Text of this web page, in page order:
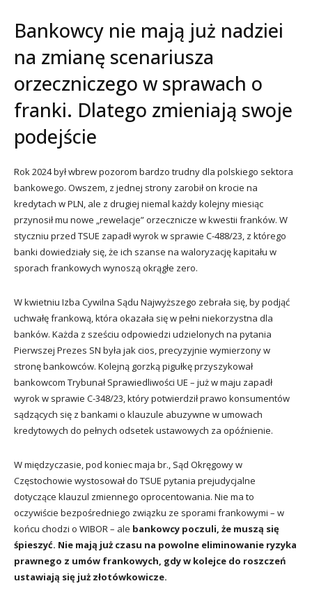
Bankowcy nie mają już nadziei
na zmianę scenariusza
orzeczniczego w sprawach o
franki. Dlatego zmieniają swoje
podejście
Rok 2024 był wbrew pozorom bardzo trudny dla polskiego sektora
bankowego. Owszem, z jednej strony zarobił on krocie na
kredytach w PLN, ale z drugiej niemal każdy kolejny miesiąc
przynosił mu nowe „rewelacje” orzecznicze w kwestii franków. W
styczniu przed TSUE zapadł wyrok w sprawie C-488/23, z którego
banki dowiedziały się, że ich szanse na waloryzację kapitału w
sporach frankowych wynoszą okrągłe zero.
W kwietniu Izba Cywilna Sądu Najwyższego zebrała się, by podjąć
uchwałę frankową, która okazała się w pełni niekorzystna dla
banków. Każda z sześciu odpowiedzi udzielonych na pytania
Pierwszej Prezes SN była jak cios, precyzyjnie wymierzony w
stronę bankowców. Kolejną gorzką pigułkę przyszykował
bankowcom Trybunał Sprawiedliwości UE – już w maju zapadł
wyrok w sprawie C-348/23, który potwierdził prawo konsumentów
sądzących się z bankami o klauzule abuzywne w umowach
kredytowych do pełnych odsetek ustawowych za opóźnienie.
W międzyczasie, pod koniec maja br., Sąd Okręgowy w
Częstochowie wystosował do TSUE pytania prejudycjalne
dotyczące klauzul zmiennego oprocentowania. Nie ma to
oczywiście bezpośredniego związku ze sporami frankowymi – w
końcu chodzi o WIBOR – ale bankowcy poczuli, że muszą się
śpieszyć. Nie mają już czasu na powolne eliminowanie ryzyka
prawnego z umów frankowych, gdy w kolejce do roszczeń
ustawiają się już złotówkowicze.